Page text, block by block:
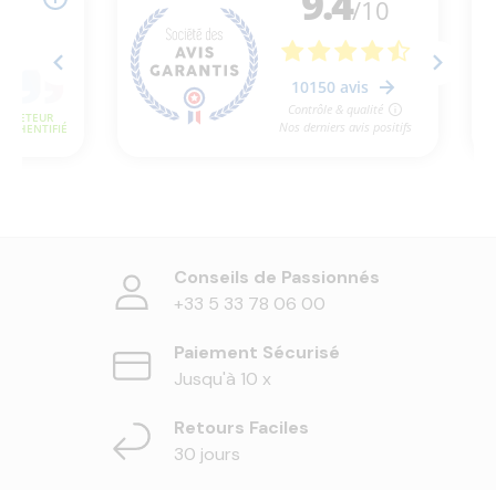
Conseils de Passionnés
+33 5 33 78 06 00
Paiement Sécurisé
Jusqu'à 10 x
Retours Faciles
30 jours